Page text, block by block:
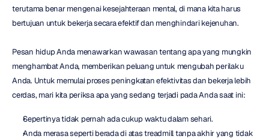
terutama benar mengenai kesejahteraan mental, di mana kita harus
bertujuan untuk bekerja secara efektif dan menghindari kejenuhan.
Pesan hidup Anda menawarkan wawasan tentang apa yang mungkin
menghambat Anda, memberikan peluang untuk mengubah perilaku
Anda. Untuk memulai proses peningkatan efektivitas dan bekerja lebih
cerdas, mari kita periksa apa yang sedang terjadi pada Anda saat ini:
Sepertinya tidak pernah ada cukup waktu dalam sehari.
Anda merasa seperti berada di atas treadmill tanpa akhir yang tidak